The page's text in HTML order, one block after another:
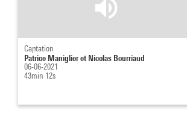
Captation
Patrice Maniglier et Nicolas Bourriaud
06-06-2021
43min 12s